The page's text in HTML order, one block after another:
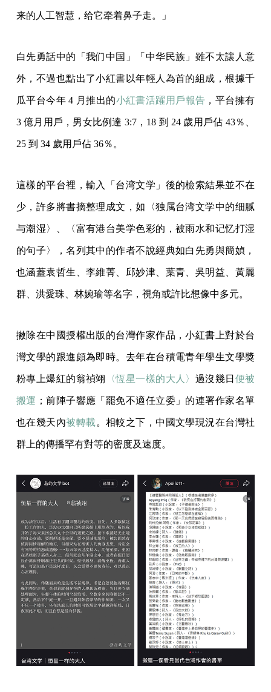
来的人工智慧，给它牵着鼻子走。」
白先勇話中的「我们中国」「中华民族」雖不太讓人意
外，不過也點出了小紅書以年輕人為首的組成，根據千
瓜平台今年 4 月推出的小紅書活躍用戶報告 ，平台擁有
3 億月用戶，男女比例達 3:7，18 到 24 歲用戶佔 43％、
25 到 34 歲用戶佔 36％。
這樣的平台裡，輸入「台湾文学」後的檢索結果並不在
少，許多將書摘整理成文，如〈独属台湾文学中的细腻
与潮湿〉、〈富有港台美学色彩的，被雨水和记忆打湿
的句子〉，名列其中的作者不說經典如白先勇與簡媜，
也涵蓋袁哲生、李維菁、邱妙津、葉青、吳明益、黃麗
群、洪愛珠、林婉瑜等名字，視角或許比想像中多元。
撇除在中國授權出版的台灣作家作品，小紅書上對於台
灣文學的跟進頗為即時。去年在台積電青年學生文學獎
粉專上爆紅的翁禎翊 〈恆星一樣的大人〉 過沒幾日 便被
搬運 ；前陣子響應「罷免不適任立委」的連署作家名單
也在幾天內被轉載 。相較之下，中國文學現況在台灣社
群上的傳播罕有對等的密度及速度。